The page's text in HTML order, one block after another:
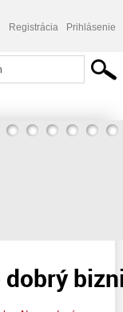
Registrácia Prihlásenie